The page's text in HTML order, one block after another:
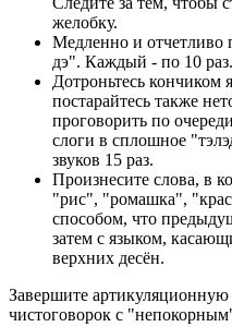
желобку.
Медленно и отчетливо
дэ". Каждый - по 10 раз.
Дотроньтесь кончиком
постарайтесь также
проговорить по
слоги в сплошное
звуков 15 раз.
Произнесите слова, в
"рис", "ромашка",
способом, что
затем с языком,
верхних десён.
Завершите артикуляционную
чистоговорок с